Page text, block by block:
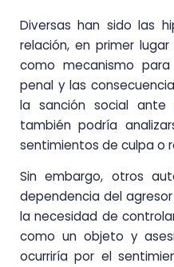
Diversas han sido las
relación, en primer
como mecanismo
penal y las
la sanción social ante
también podría
sentimientos de culpa o
Sin embargo, otros
dependencia del
la necesidad de
como un objeto y
ocurriría por el